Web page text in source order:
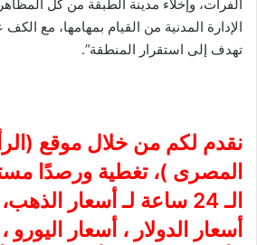
الفرات، وإخلاء مدينة الطبقة من كل
الإدارة المدنية من القيام بمهامها، مع
تهدف إلى استقرار المنطقة”.
نقدم لكم من خلال موقع (
المصرى )، تغطية ورصدًا
الـ 24 ساعة لـ أسعار
أسعار الدولار ، أسعار